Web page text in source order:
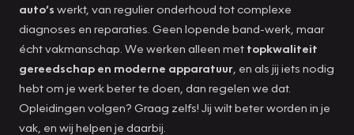
auto’s werkt, van regulier onderhoud tot complexe
diagnoses en reparaties. Geen lopende band-werk, maar
écht vakmanschap. We werken alleen met topkwaliteit
gereedschap en moderne apparatuur , en als jij iets nodig
hebt om je werk beter te doen, dan regelen we dat.
Opleidingen volgen? Graag zelfs! Jij wilt beter worden in je
vak, en wij helpen je daarbij.